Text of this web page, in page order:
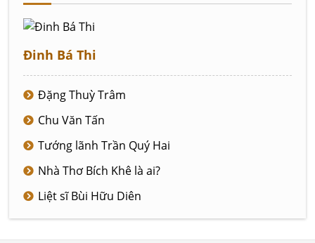
Đinh Bá Thi
Đặng Thuỳ Trâm
Chu Văn Tấn
Tướng lãnh Trần Quý Hai
Nhà Thơ Bích Khê là ai?
Liệt sĩ Bùi Hữu Diên